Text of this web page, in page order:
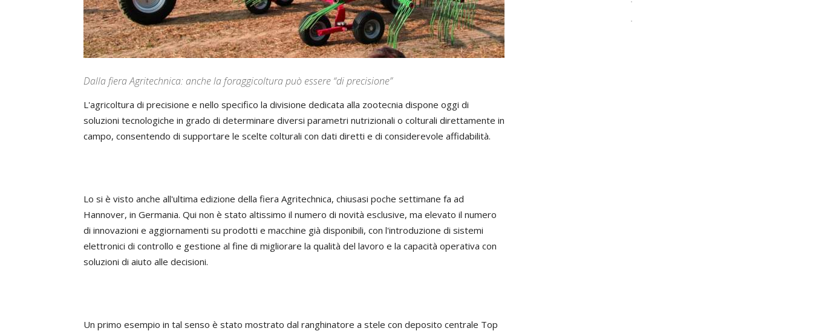
Dalla fiera Agritechnica: anche la foraggicoltura può essere “di precisione”
L'agricoltura di precisione e nello specifico la divisione dedicata alla zootecnia dispone oggi di
soluzioni tecnologiche in grado di determinare diversi parametri nutrizionali o colturali direttamente in
campo, consentendo di supportare le scelte colturali con dati diretti e di considerevole affidabilità.
Lo si è visto anche all'ultima edizione della fiera Agritechnica, chiusasi poche settimane fa ad
Hannover, in Germania. Qui non è stato altissimo il numero di novità esclusive, ma elevato il numero
di innovazioni e aggiornamenti su prodotti e macchine già disponibili, con l'introduzione di sistemi
elettronici di controllo e gestione al fine di migliorare la qualità del lavoro e la capacità operativa con
soluzioni di aiuto alle decisioni.
Un primo esempio in tal senso è stato mostrato dal ranghinatore a stele con deposito centrale Top